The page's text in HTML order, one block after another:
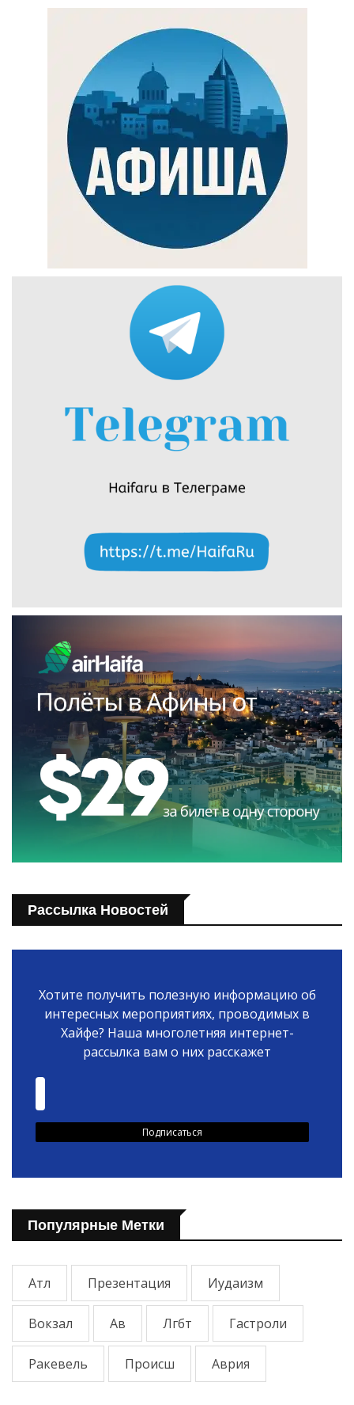
Рассылка Новостей
Хотите получить полезную информацию об
интересных мероприятиях, проводимых в
Хайфе? Наша многолетняя интернет-
рассылка вам о них расскажет
Популярные Метки
Атл Презентация Иудаизм
Вокзал Ав Лгбт Гастроли
Ракевель Происш Аврия